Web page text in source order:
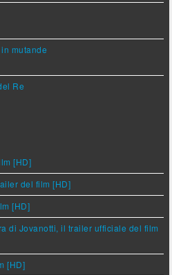
mutande
Re
[HD]
del film [HD]
[HD]
di Jovanotti, il trailer ufficiale del film
[HD]